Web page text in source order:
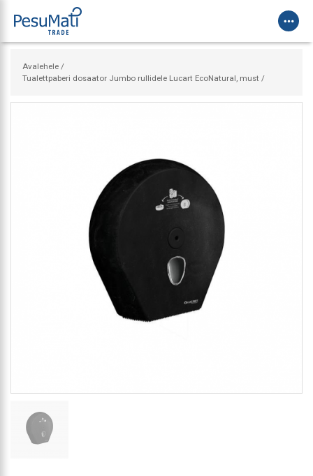
more_horiz
Avalehele /
Tualettpaberi dosaator Jumbo rullidele Lucart EcoNatural, must /